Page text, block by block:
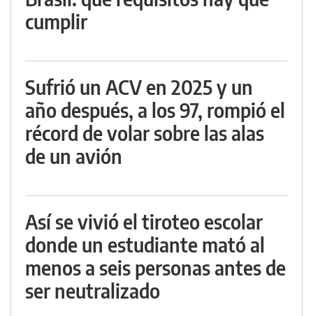
cumplir
Sufrió un ACV en 2025 y un
año después, a los 97, rompió el
récord de volar sobre las alas
de un avión
Así se vivió el tiroteo escolar
donde un estudiante mató al
menos a seis personas antes de
ser neutralizado